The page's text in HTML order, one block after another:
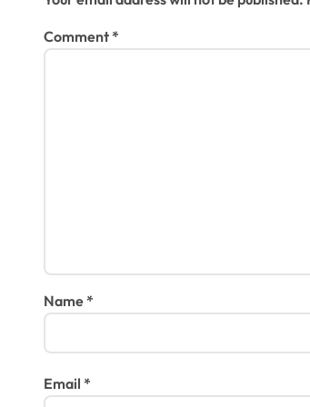
Comment*
Name*
Email *